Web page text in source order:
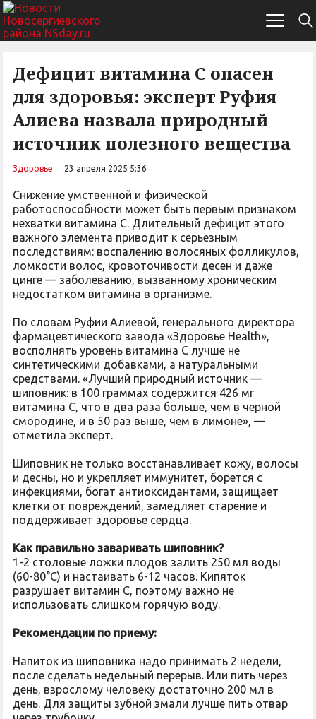
Дефицит витамина С опасен
для здоровья: эксперт Руфия
Алиева назвала природный
источник полезного вещества
Здоровье 23 апреля 2025 5:36
Снижение умственной и физической
работоспособности может быть первым признаком
нехватки витамина С. Длительный дефицит этого
важного элемента приводит к серьезным
последствиям: воспалению волосяных фолликулов,
ломкости волос, кровоточивости десен и даже
цинге — заболеванию, вызванному хроническим
недостатком витамина в организме.
По словам Руфии Алиевой, генерального директора
фармацевтического завода «Здоровье Health»,
восполнять уровень витамина С лучше не
синтетическими добавками, а натуральными
средствами. «Лучший природный источник —
шиповник: в 100 граммах содержится 426 мг
витамина С, что в два раза больше, чем в черной
смородине, и в 50 раз выше, чем в лимоне», —
отметила эксперт.
Шиповник не только восстанавливает кожу, волосы
и десны, но и укрепляет иммунитет, борется с
инфекциями, богат антиоксидантами, защищает
клетки от повреждений, замедляет старение и
поддерживает здоровье сердца.
Как правильно заваривать шиповник?
1-2 столовые ложки плодов залить 250 мл воды
(60-80°C) и настаивать 6-12 часов. Кипяток
разрушает витамин С, поэтому важно не
использовать слишком горячую воду.
Рекомендации по приему:
Напиток из шиповника надо принимать 2 недели,
после сделать недельный перерыв. Или пить через
день, взрослому человеку достаточно 200 мл в
день. Для защиты зубной эмали лучше пить отвар